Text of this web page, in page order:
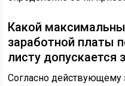
Какой
заработной платы
листу допускается
Согласно действующему